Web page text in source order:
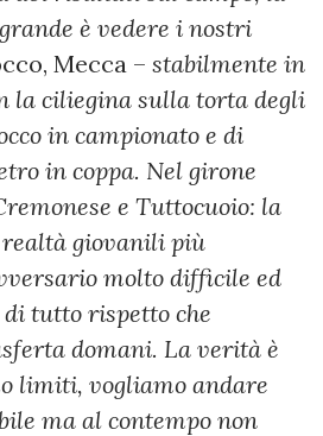
è vedere i nostri
Mecca – stabilmente in
la ciliegina sulla torta degli
in campionato e di
in coppa. Nel girone
e Tuttocuoio: la
giovanili più
molto difficile ed
tutto rispetto che
domani. La verità è
limiti, vogliamo andare
ma al contempo non